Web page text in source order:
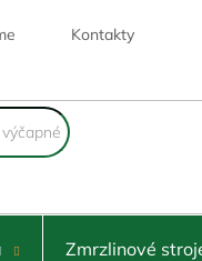
Kontakty
Zmrzlinové